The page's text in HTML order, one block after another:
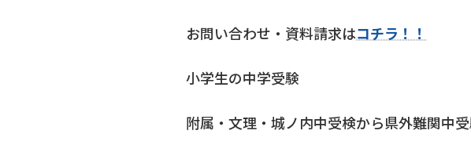
お問い合わせ・資料請求はコチラ！！
小学生の中学受験
附属・文理・城ノ内中受検から県外難関中